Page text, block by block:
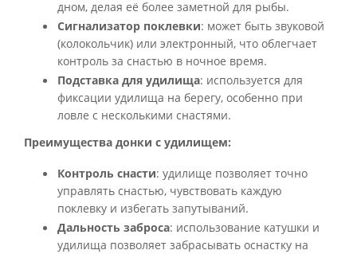
дном, делая её более заметной для рыбы.
Сигнализатор поклевки: может быть звуковой
(колокольчик) или электронный, что облегчает
контроль за снастью в ночное время.
Подставка для удилища: используется для
фиксации удилища на берегу, особенно при
ловле с несколькими снастями.
Преимущества донки с удилищем:
Контроль снасти: удилище позволяет точно
управлять снастью, чувствовать каждую
поклевку и избегать запутываний.
Дальность заброса: использование катушки и
удилища позволяет забрасывать оснастку на